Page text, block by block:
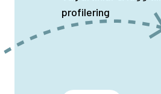
profilering